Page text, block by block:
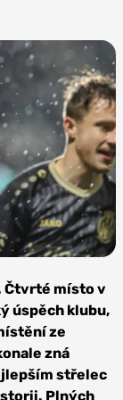
Čtvrté místo v
úspěch klubu,
ze
zná
střelec
Plných